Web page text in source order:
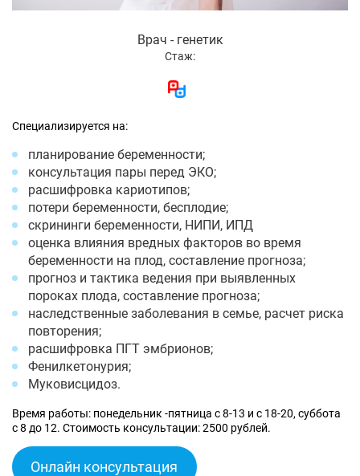
Врач - генетик
Стаж:
Специализируется на:
планирование беременности;
консультация пары перед ЭКО;
расшифровка кариотипов;
потери беременности, бесплодие;
скрининги беременности, НИПИ, ИПД
оценка влияния вредных факторов во время
беременности на плод, составление прогноза;
прогноз и тактика ведения при выявленных
пороках плода, составление прогноза;
наследственные заболевания в семье, расчет риска
повторения;
расшифровка ПГТ эмбрионов;
Фенилкетонурия;
Муковисцидоз.
Время работы: понедельник -пятница с 8-13 и с 18-20, суббота
с 8 до 12. Стоимость консультации: 2500 рублей.
Онлайн консультация